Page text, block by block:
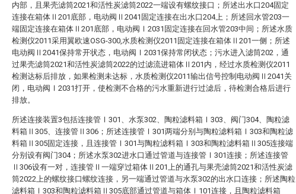
内部，且果壳滤筒2021和活性炭滤筒2022一端设有螺纹接口；所述出水口204固定
连接在箱体Ⅱ201底部，电动阀Ⅱ2041固定连接在出水口204上；所述回水管203一
端固定连接在箱体Ⅱ201底部，电动阀Ⅰ2031固定连接在回水管203中间；所述水质
检测仪2011采用翼欧速OSG-300,水质检测仪2011固定连接在箱体Ⅱ201一侧；所述
电动阀Ⅱ2041保持常开状态，电动阀Ⅰ2031保持常闭状态；污水进入滤筒202，通
过果壳滤筒2021和活性炭滤筒2022的过滤流进箱体Ⅱ201内，经过水质检测仪2011
检测达标后排放，如果检测未达标，水质检测仪2011输出信号控制电动阀Ⅱ2041关
闭，电动阀Ⅰ2031打开，使检测不合格的污水重新进行过滤后，待检测合格后进行
排放。
所述连接装置3包括连接管Ⅰ301、水泵302、陶粒滤料箱Ⅰ303、阀门304、陶粒滤
料箱Ⅱ305、连接管Ⅱ306；所述连接管Ⅰ301两端分别与陶粒滤料箱Ⅰ303和陶粒滤
料箱Ⅱ305固定连接，且连接管Ⅰ301与陶粒滤料箱Ⅰ303和陶粒滤料箱Ⅱ305连接端
分别设有阀门304；所述水泵302进水口通过管道与连接管Ⅰ301连接；所述连接管
Ⅱ306设有一对，连接管Ⅱ一端穿过箱体Ⅱ201上的通孔与果壳滤筒2021和活性炭滤
筒2022上的螺纹接口螺纹连接，另一端通过管道与水泵302的出水口连接；所述陶粒
滤料箱Ⅰ303和陶粒滤料箱Ⅱ305底部通过管道与箱体Ⅰ101连接，且陶粒滤料箱